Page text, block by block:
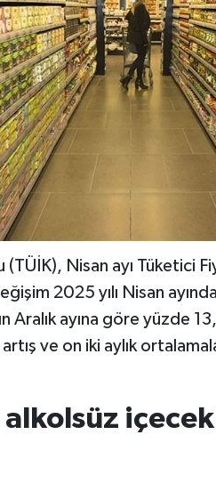
Nisan ayı Tüketici
2025 yılı Nisan
Aralık ayına göre yüzde
ve on iki aylık
alkolsüz